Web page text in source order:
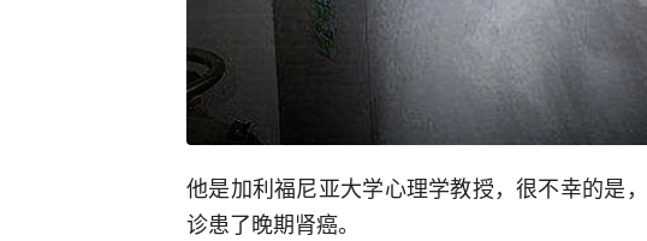
他是加利福尼亚大学心理学教授，很不幸的是
诊患了晚期肾癌。